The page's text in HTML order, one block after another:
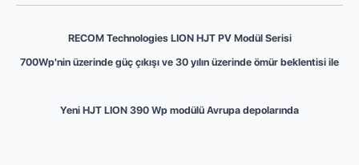
RECOM Technologies LION HJT PV Modül Serisi
700Wp'nin üzerinde güç çıkışı ve 30 yılın üzerinde ömür beklentisi ile
Yeni HJT LION 390 Wp modülü Avrupa depolarında